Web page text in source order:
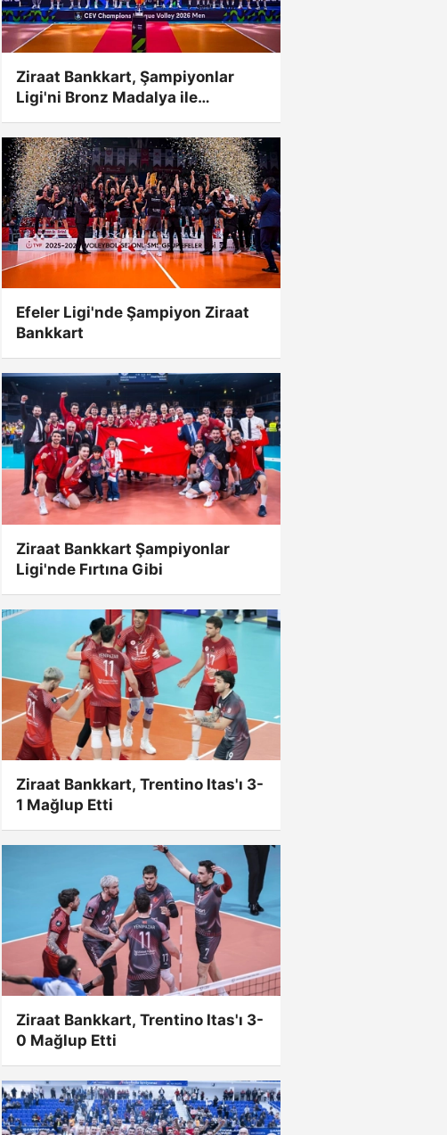
Ziraat Bankkart, Şampiyonlar
Ligi'ni Bronz Madalya ile
Tamamladı
Efeler Ligi'nde Şampiyon Ziraat
Bankkart
Ziraat Bankkart Şampiyonlar
Ligi'nde Fırtına Gibi
Ziraat Bankkart, Trentino Itas'ı 3-
1 Mağlup Etti
Ziraat Bankkart, Trentino Itas'ı 3-
0 Mağlup Etti